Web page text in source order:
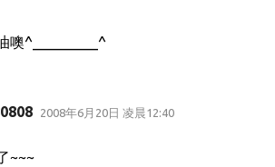
噢^_________^
2008年6月20日 凌晨12:40
~~~